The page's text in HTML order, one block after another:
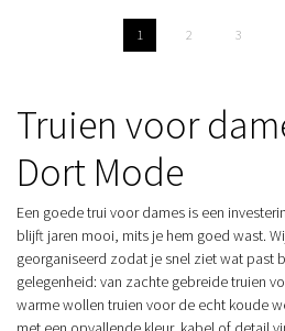
1 2 3
Truien voor
Dort Mode
Een goede trui voor dames is een
blijft jaren mooi, mits je hem goed wast.
georganiseerd zodat je snel ziet wat past
gelegenheid: van zachte gebreide truien
warme wollen truien voor de echt koude